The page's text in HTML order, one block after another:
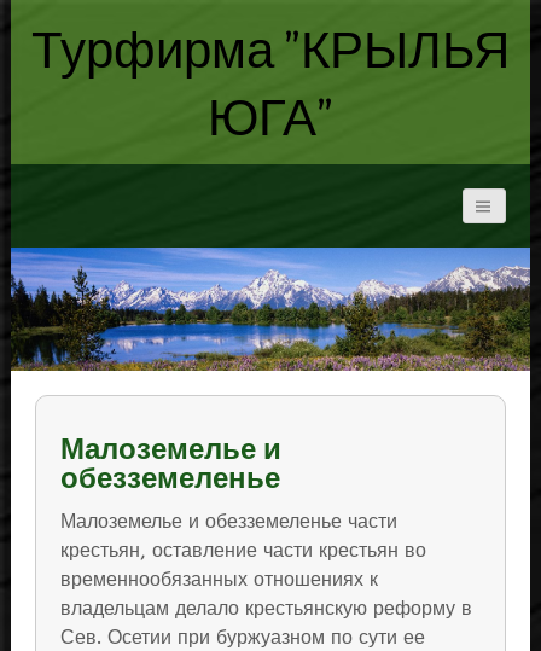
Турфирма "КРЫЛЬЯ
ЮГА"
Малоземелье и
обезземеленье
Малоземелье и обезземеленье части
крестьян, оставление части крестьян во
временнообязанных отношениях к
владельцам делало крестьянскую реформу в
Сев. Осетии при буржуазном по сути ее